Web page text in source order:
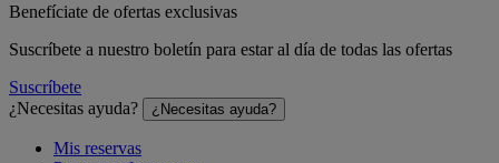
Benefíciate de ofertas exclusivas
Suscríbete a nuestro boletín para estar al día de todas las ofertas
Suscríbete
¿Necesitas ayuda?
¿Necesitas ayuda?
Mis reservas